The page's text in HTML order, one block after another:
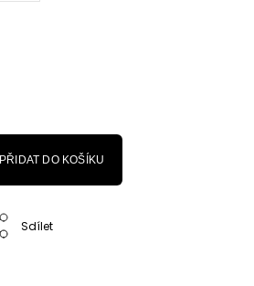
PŘIDAT DO KOŠÍKU
Sdílet